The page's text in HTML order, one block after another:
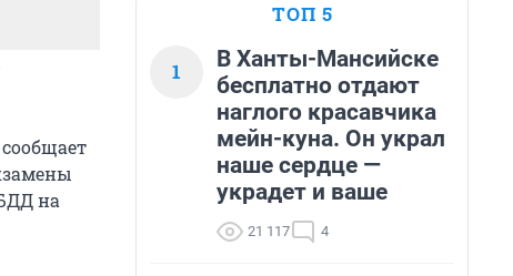
на
ТОП 5
1
В Ханты-Мансийске
бесплатно отдают
наглого красавчика
мейн-куна. Он украл
наше сердце —
украдет и ваше
21 117 4